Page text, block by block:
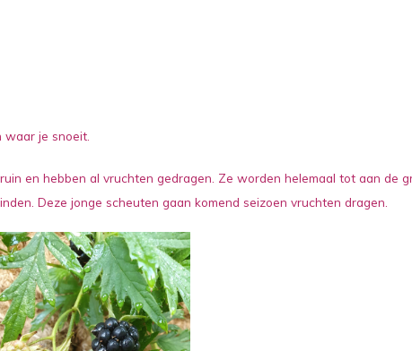
waar je snoeit.
en hebben al vruchten gedragen. Ze worden helemaal tot aan de
Deze jonge scheuten gaan komend seizoen vruchten dragen.